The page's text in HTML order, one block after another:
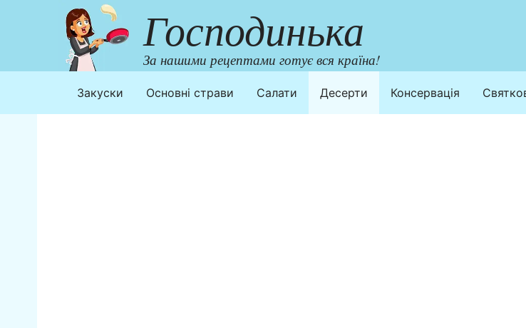
Господинька
За нашими рецептами готує вся країна!
Закуски Основні страви Салати Десерти Консервація